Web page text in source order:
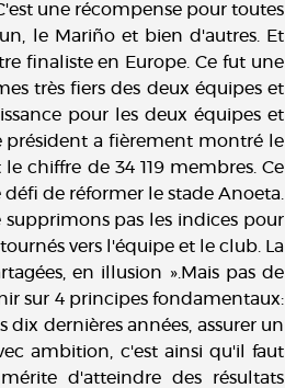
une récompense pour toutes
le Mariño et bien d'autres. Et
finaliste en Europe. Ce fut une
très fiers des deux équipes et
pour les deux équipes et
président a fièrement montré le
chiffre de 34 119 membres. Ce
de réformer le stade Anoeta.
supprimons pas les indices pour
vers l'équipe et le club. La
en illusion ».Mais pas de
sur 4 principes fondamentaux:
dernières années, assurer un
ambition, c'est ainsi qu'il faut
d'atteindre des résultats